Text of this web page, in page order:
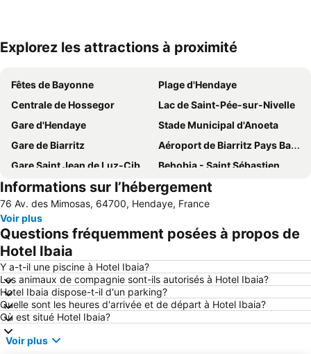
Explorez les attractions à proximité
Fêtes de Bayonne
Plage d'Hendaye
Centrale de Hossegor
Lac de Saint-Pée-sur-Nivelle
Gare d'Hendaye
Stade Municipal d'Anoeta
Gare de Biarritz
Aéroport de Biarritz Pays Basque
Gare Saint Jean de Luz-Ciboure
Behobia - Saint Sébastien
Le Petit Train de La Rhune
Grande Plage
Port des Landes
La Grande Plage
Centro
La Côte des Basques
Plage du Port Vieux
De la Concha
Aéroport de Saint-Sébastien
Mont Igueldo
La Fête du Piment d'Espelette
Casino Barrière de Biarritz
Plage La Milady
Port de plaisance d'Hendaye
Zarautz
Informations sur l’hébergement
76 Av. des Mimosas, 64700, Hendaye, France
Voir plus
Questions fréquemment posées à propos de
Hotel Ibaia
Y a-t-il une piscine à Hotel Ibaia?
Les animaux de compagnie sont-ils autorisés à Hotel Ibaia?
Hotel Ibaia dispose-t-il d'un parking?
Quelle sont les heures d'arrivée et de départ à Hotel Ibaia?
Où est situé Hotel Ibaia?
Voir plus